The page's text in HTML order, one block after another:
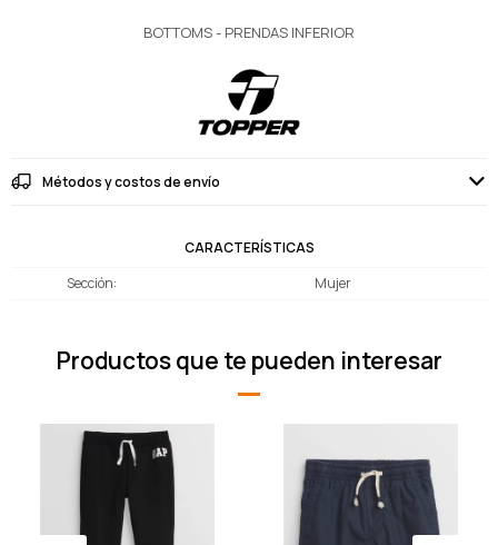
BOTTOMS - PRENDAS INFERIOR
Métodos y costos de envío
CARACTERÍSTICAS
Sección
Mujer
Productos que te pueden interesar